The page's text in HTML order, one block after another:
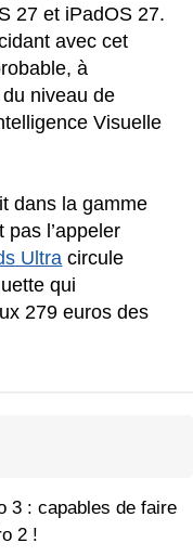
27 et iPadOS 27.
avec cet
à
niveau de
Visuelle
dans la gamme
l’appeler
Ultra circule
qui
279 euros des
3 : capables de faire
2 !